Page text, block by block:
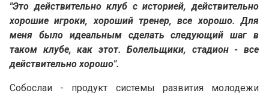
"Это действительно клуб с историей, действительно
хорошие игроки, хороший тренер, все хорошо. Для
меня было идеальным сделать следующий шаг в
таком клубе, как этот. Болельщики, стадион - все
действительно хорошо".
Собослаи - продукт системы развития молодежи